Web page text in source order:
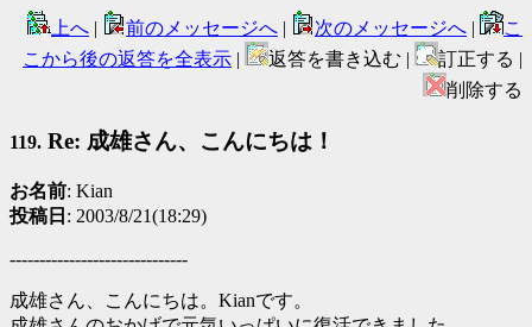
上へ | 前のメッセージへ | 次のメッセージへ |
こ
こから後の返答を全表示 | 返答を書き込む |
訂正する |
削除する
119. Re: 成雄さん、こんにちは！
お名前: Kian
投稿日 : 2003/8/21(18:29)
------------------------------
成雄さん、こんにちは。Kianです。